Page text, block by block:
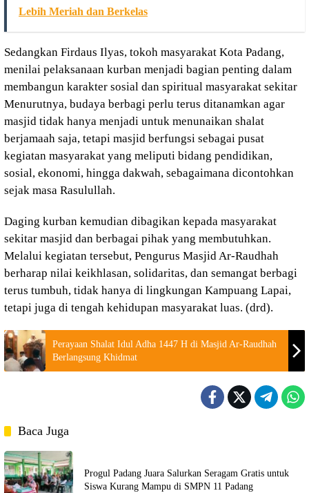
Lebih Meriah dan Berkelas
Sedangkan Firdaus Ilyas, tokoh masyarakat Kota Padang,
menilai pelaksanaan kurban menjadi bagian penting dalam
membangun karakter sosial dan spiritual masyarakat sekitar
Menurutnya, budaya berbagi perlu terus ditanamkan agar
masjid tidak hanya menjadi untuk menunaikan shalat
berjamaah saja, tetapi masjid berfungsi sebagai pusat
kegiatan masyarakat yang meliputi bidang pendidikan,
sosial, ekonomi, hingga dakwah, sebagaimana dicontohkan
sejak masa Rasulullah.
Daging kurban kemudian dibagikan kepada masyarakat
sekitar masjid dan berbagai pihak yang membutuhkan.
Melalui kegiatan tersebut, Pengurus Masjid Ar-Raudhah
berharap nilai keikhlasan, solidaritas, dan semangat berbagi
terus tumbuh, tidak hanya di lingkungan Kampuang Lapai,
tetapi juga di tengah kehidupan masyarakat luas. (drd).
Perayaan Shalat Idul Adha 1447 H di Masjid Ar-Raudhah
Berlangsung Khidmat
Baca Juga
Progul Padang Juara Salurkan Seragam Gratis untuk
Siswa Kurang Mampu di SMPN 11 Padang